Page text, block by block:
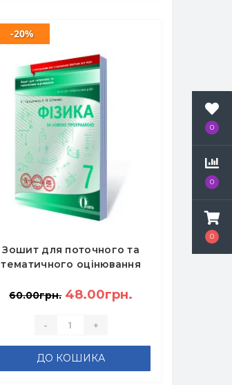
0
0
0
Зошит для поточного та
тематичного оцінювання
лаборних робіт -
А.М.
-20%
60.00грн. 48.00грн.
- +
ДО КОШИКА